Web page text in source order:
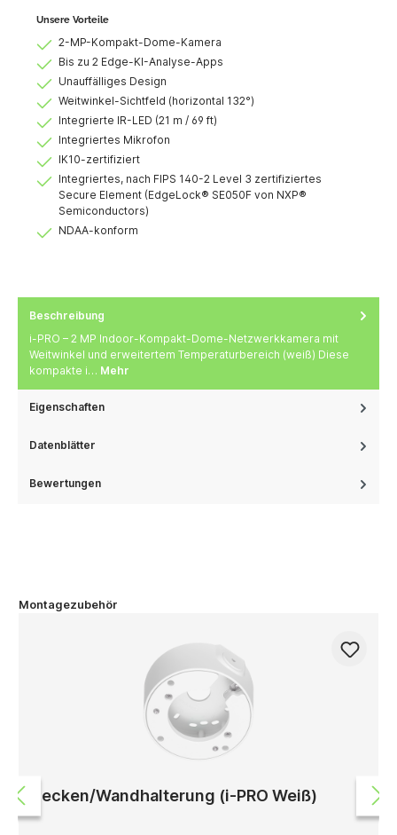
Unsere Vorteile
2-MP-Kompakt-Dome-Kamera
Bis zu 2 Edge-KI-Analyse-Apps
Unauffälliges Design
Weitwinkel-Sichtfeld (horizontal 132°)
Integrierte IR-LED (21 m / 69 ft)
Integriertes Mikrofon
IK10-zertifiziert
Integriertes, nach FIPS 140-2 Level 3 zertifiziertes
Secure Element (EdgeLock® SE050F von NXP®
Semiconductors)
NDAA-konform
Beschreibung
i-PRO – 2 MP Indoor-Kompakt-Dome-Netzwerkkamera mit
Weitwinkel und erweitertem Temperaturbereich (weiß) Diese
kompakte i… Mehr
Eigenschaften
Datenblätter
Bewertungen
Montagezubehör
Decken/Wandhalterung (i-PRO Weiß)